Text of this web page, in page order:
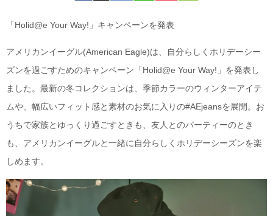
「Holid@e Your Way!」キャンペーンを発表
アメリカンイーグル(American Eagle)は、自分らしくホリデーシー
ズンを過ごすためのキャンペーン「Holid@e Your Way!」を発表し
ました。最新の冬コレクションは、季節カラーのウィンターアイテ
ムや、幅広いフィット感と素材のお気に入りの#AEjeansを展開。お
うちで家族とゆっくり過ごすときも、友人とのパーティーのとき
も、アメリカンイーグルと一緒に自分らしくホリデーシーズンを楽
しめます。